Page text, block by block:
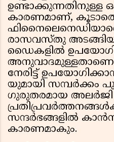
ഉണ്ടാക്കുന്നതിനുള്ള
കാരണമാണ്,
രാസവസ്തു
ഡൈകളിൽ
നേരിട്ട് ഉപയോഗിക്കാൻ
യുമായി സമ്പർക്കം
ഗുരുതരമായ അലർജി
സന്ദർഭങ്ങളിൽ
കാരണമാകും.